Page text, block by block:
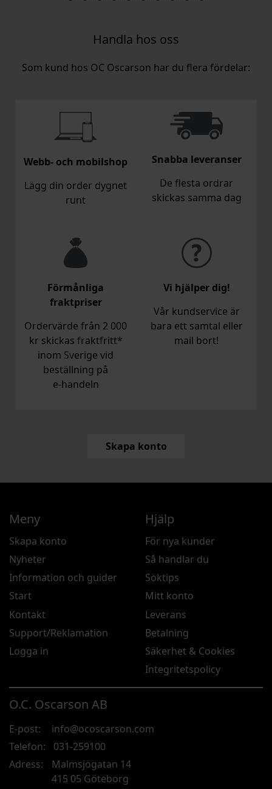
Handla hos oss
Som kund hos OC Oscarson har du flera fördelar:
Webb- och mobilshop
Lägg din order dygnet
runt
Snabba leveranser
De flesta ordrar
skickas samma dag
Förmånliga
fraktpriser
Ordervärde från 2 000
kr skickas fraktfritt*
inom Sverige vid
beställning på
e‑handeln
Vi hjälper dig!
Vår kundservice är
bara ett samtal eller
mail bort!
Skapa konto
O.C. Oscarson AB
E-post:
info@ocoscarson.com
Telefon:
031-259100
Adress:
Malmsjögatan 14
415 05 Göteborg
Meny
Skapa konto
Nyheter
Information och guider
Start
Kontakt
Support/Reklamation
Logga in
Hjälp
För nya kunder
Så handlar du
Söktips
Mitt konto
Leverans
Betalning
Säkerhet & Cookies
Integritetspolicy